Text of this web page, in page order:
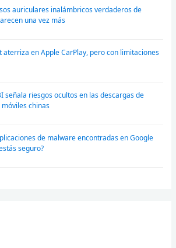
auriculares inalámbricos verdaderos de
una vez más
aterriza en Apple CarPlay, pero con limitaciones
señala riesgos ocultos en las descargas de
chinas
de malware encontradas en Google
seguro?